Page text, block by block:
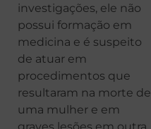
investigações, ele não
possui formação em
medicina e é suspeito
de atuar em
procedimentos que
resultaram na morte de
uma mulher e em
graves lesões em outra